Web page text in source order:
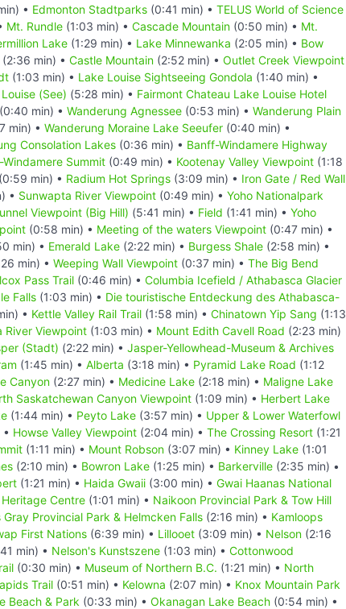
• Edmonton Stadtparks (0:41 min) • TELUS World of Science
Mt. Rundle (1:03 min) • Cascade Mountain (0:50 min) • Mt.
Lake (1:29 min) • Lake Minnewanka (2:05 min) • Bow
(2:36 min) • Castle Mountain (2:52 min) • Outlet Creek Viewpoint
(1:03 min) • Lake Louise Sightseeing Gondola (1:40 min) •
(See) (5:28 min) • Fairmont Chateau Lake Louise Hotel
(0:40 min) • Wanderung Agnessee (0:53 min) • Wanderung Plain
min) • Wanderung Moraine Lake Seeufer (0:40 min) •
Consolation Lakes (0:36 min) • Banff-Windamere Highway
Windamere Summit (0:49 min) • Kootenay Valley Viewpoint (1:18
(0:59 min) • Radium Hot Springs (3:09 min) • Iron Gate / Red Wall
• Sunwapta River Viewpoint (0:49 min) • Yoho Nationalpark
Viewpoint (Big Hill) (5:41 min) • Field (1:41 min) • Yoho
(0:58 min) • Meeting of the waters Viewpoint (0:47 min) •
min) • Emerald Lake (2:22 min) • Burgess Shale (2:58 min) •
min) • Weeping Wall Viewpoint (0:37 min) • The Big Bend
Pass Trail (0:46 min) • Columbia Icefield / Athabasca Glacier
Falls (1:03 min) • Die touristische Entdeckung des Athabasca-
• Kettle Valley Rail Trail (1:58 min) • Chinatown Yip Sang (1:13
River Viewpoint (1:03 min) • Mount Edith Cavell Road (2:23 min)
(Stadt) (2:22 min) • Jasper-Yellowhead-Museum & Archives
(1:45 min) • Alberta (3:18 min) • Pyramid Lake Road (1:12
Canyon (2:27 min) • Medicine Lake (2:18 min) • Maligne Lake
Saskatchewan Canyon Viewpoint (1:09 min) • Herbert Lake
(1:44 min) • Peyto Lake (3:57 min) • Upper & Lower Waterfowl
Howse Valley Viewpoint (2:04 min) • The Crossing Resort (1:21
(1:11 min) • Mount Robson (3:07 min) • Kinney Lake (1:01
(2:10 min) • Bowron Lake (1:25 min) • Barkerville (2:35 min) •
(1:21 min) • Haida Gwaii (3:00 min) • Gwai Haanas National
Centre (1:01 min) • Naikoon Provincial Park & Tow Hill
Gray Provincial Park & Helmcken Falls (2:16 min) • Kamloops
First Nations (6:39 min) • Lillooet (3:09 min) • Nelson (2:16
min) • Nelson's Kunstszene (1:03 min) • Cottonwood
(0:30 min) • Museum of Northern B.C. (1:21 min) • North
Trail (0:51 min) • Kelowna (2:07 min) • Knox Mountain Park
Beach & Park (0:33 min) • Okanagan Lake Beach (0:54 min) •